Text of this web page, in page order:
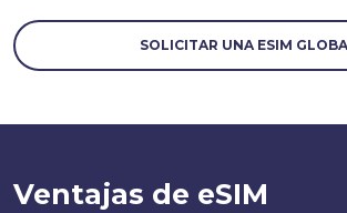
SOLICITAR UNA ESIM
Ventajas de eSIM